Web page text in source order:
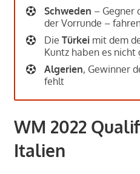
Schweden – Gegner
der Vorrunde –
Die Türkeimit dem
Kuntz haben es nicht
Algerien, Gewinner
fehlt
WM 2022
Italien